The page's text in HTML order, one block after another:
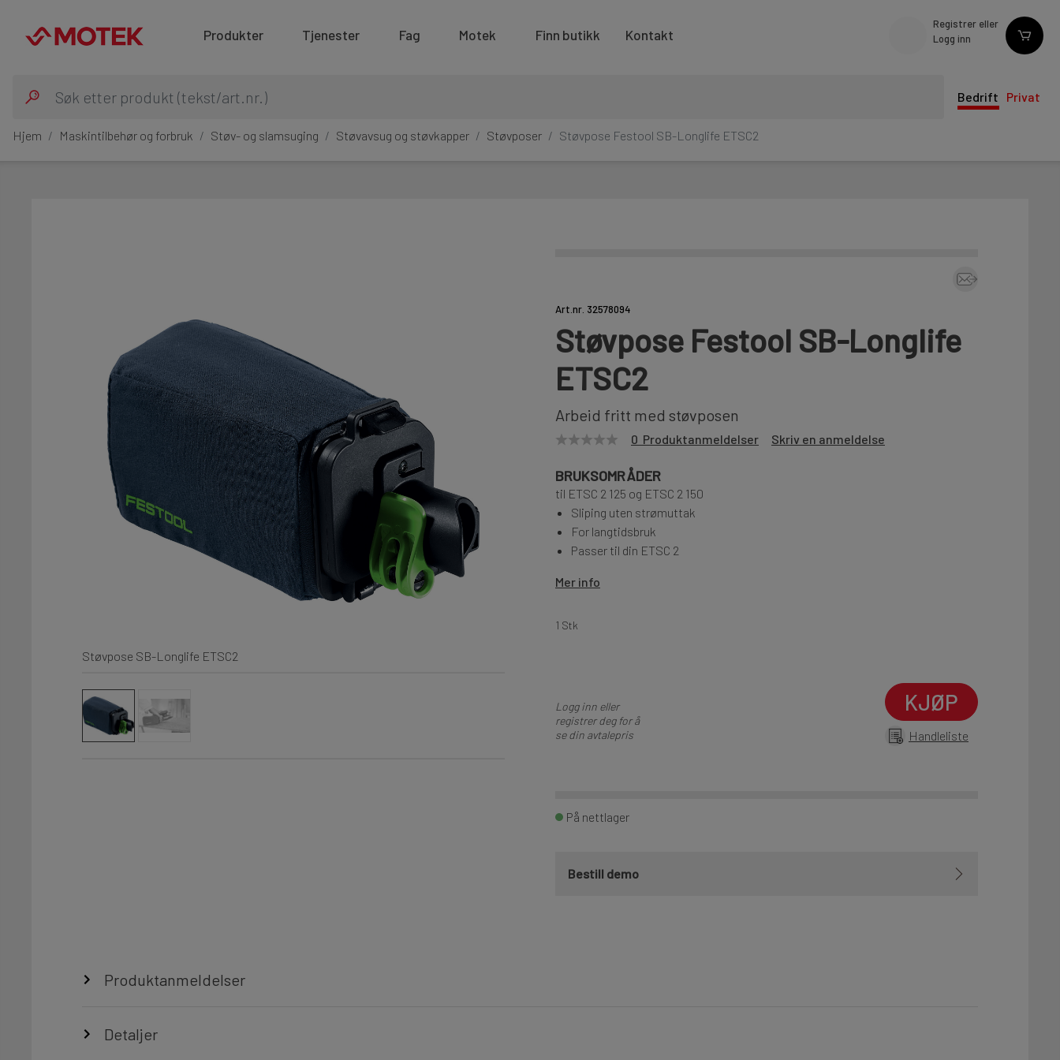
Produkter Tjenester Fag Motek Finn butikk Kontakt
Registrer eller
Logg inn
Bedrift Privat
Hjem Maskintilbehør og forbruk Støv- og slamsuging Støvavsug og støvkapper Støvposer Støvpose Festool SB-Longlife ETSC2
Støvpose SB-Longlife ETSC2
Art.nr. 32578094
Støvpose Festool SB-Longlife
ETSC2
Arbeid fritt med støvposen
0 Produktanmeldelser Skriv en anmeldelse
BRUKSOMRÅDER
til ETSC 2 125 og ETSC 2 150
Sliping uten strømuttak
For langtidsbruk
Passer til din ETSC 2
Mer info
1 Stk
Logg inn eller
registrer deg for å
se din avtalepris
KJØP
Handleliste
På nettlager
Bestill demo
Produktanmeldelser
Detaljer